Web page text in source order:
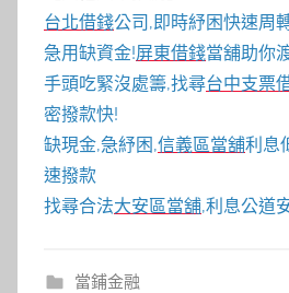
台北借錢公司,即時紓困快速周
急用缺資金!屏東借錢當舖助你
手頭吃緊沒處籌,找尋台中支票
密撥款快!
缺現金,急紓困,信義區當舖利息
速撥款
找尋合法大安區當舖,利息公道
當鋪金融